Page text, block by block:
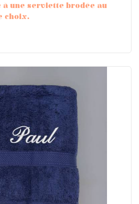
à une serviette brodée au
choix.